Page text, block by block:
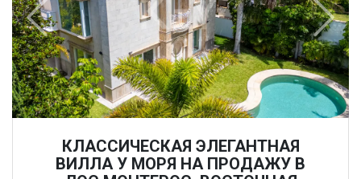
Previous Next
КЛАССИЧЕСКАЯ ЭЛЕГАНТНАЯ
ВИЛЛА У МОРЯ НА ПРОДАЖУ В